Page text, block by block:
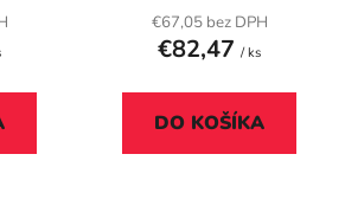
€67,05 bez DPH
€82,47 / ks
DO KOŠÍKA